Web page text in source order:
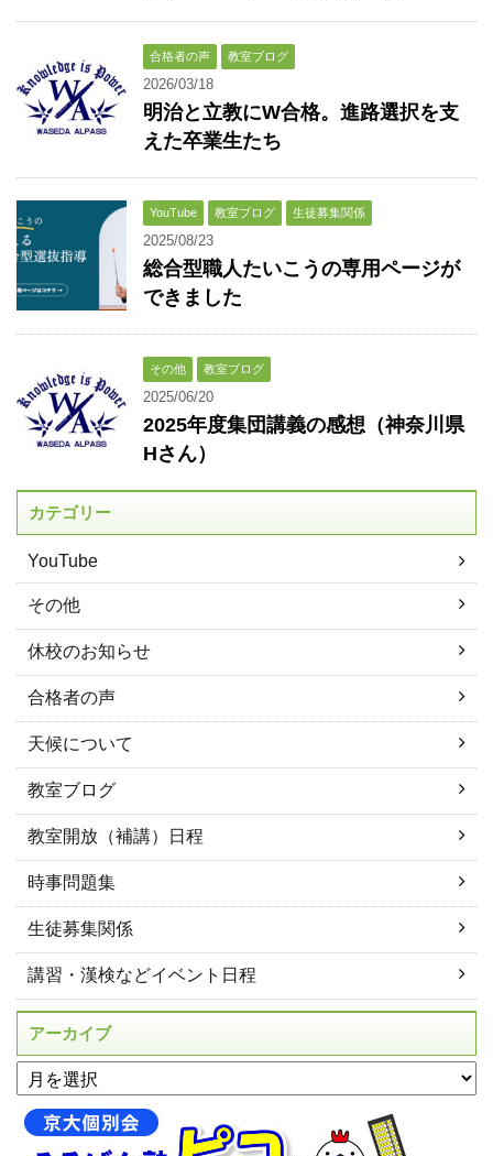
合格者の声 教室ブログ
2026/03/18
明治と立教にW合格。進路選択を支
えた卒業生たち
YouTube 教室ブログ 生徒募集関係
2025/08/23
総合型職人たいこうの専用ページが
できました
その他 教室ブログ
2025/06/20
2025年度集団講義の感想（神奈川県
Hさん）
カテゴリー
YouTube
その他
休校のお知らせ
合格者の声
天候について
教室ブログ
教室開放（補講）日程
時事問題集
生徒募集関係
講習・漢検などイベント日程
アーカイブ
アーカイブ